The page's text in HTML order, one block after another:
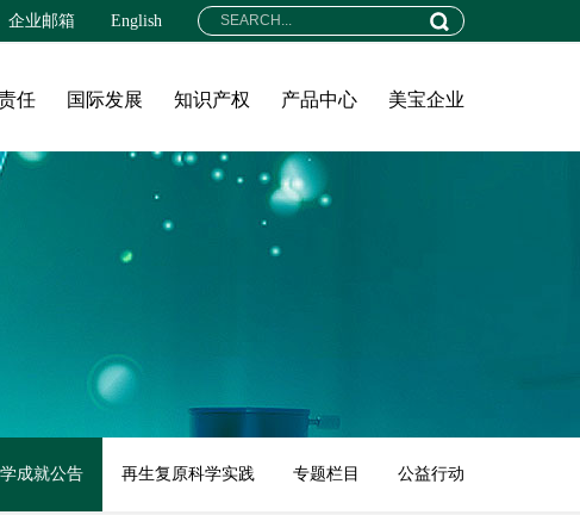
English
企业邮箱
任 国际发展 知识产权 产品中心 美宝企业
成就公告 再生复原科学实践 专题栏目 公益行动